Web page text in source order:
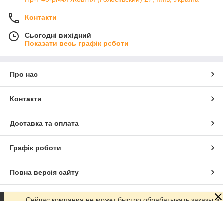
Контакти
Сьогодні вихідний
Показати весь графік роботи
Про нас
Контакти
Доставка та оплата
Графік роботи
Повна версія сайту
Сайт створено на маркетплейсі Prom.ua